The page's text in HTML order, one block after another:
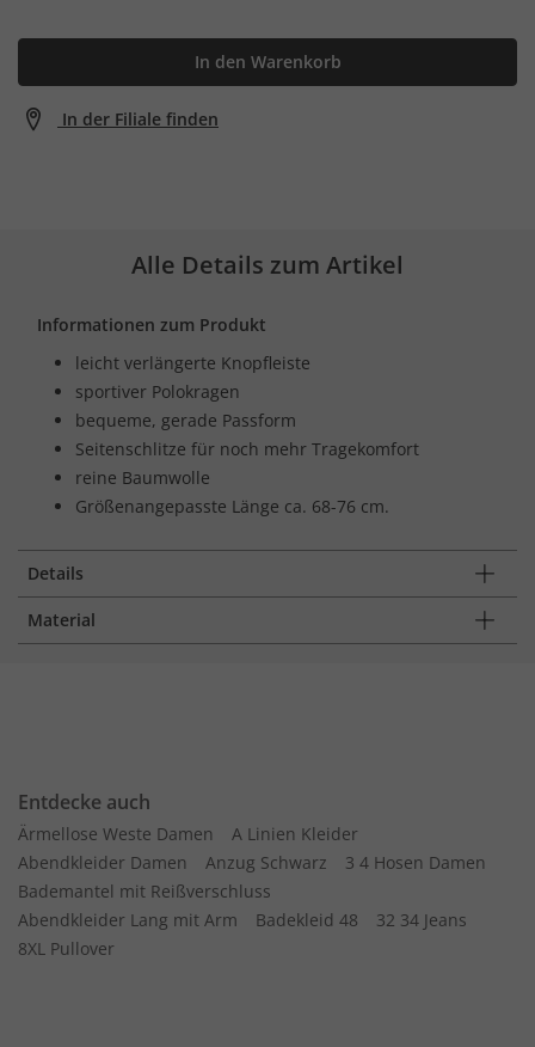
In den Warenkorb
In der Filiale finden
Alle Details zum Artikel
Informationen zum Produkt
leicht verlängerte Knopfleiste
sportiver Polokragen
bequeme, gerade Passform
Seitenschlitze für noch mehr Tragekomfort
reine Baumwolle
Größenangepasste Länge ca. 68-76 cm.
Details
Material
Entdecke auch
Ärmellose Weste Damen
A Linien Kleider
Abendkleider Damen
Anzug Schwarz
3 4 Hosen Damen
Bademantel mit Reißverschluss
Abendkleider Lang mit Arm
Badekleid 48
32 34 Jeans
8XL Pullover